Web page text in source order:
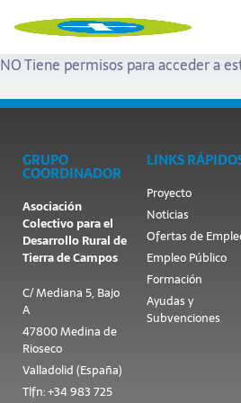
NO Tiene permisos para acceder a
GRUPO
COORDINADOR
Asociación
Colectivo para el
Desarrollo Rural de
Tierra de Campos
C/ Mediana 5, Bajo
A
47800 Medina de
Rioseco
Valladolid (España)
Tlfn: +34 983 725
LINKS
Proyecto
Noticias
Ofertas de
Empleo Público
Formación
Ayudas y
Subvenciones